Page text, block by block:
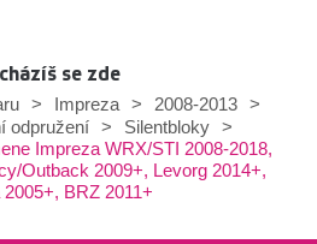
se zde
> Impreza > 2008-2013
>
odpružení > Silentbloky
>
Impreza WRX/STI 2008-2018,
Outback 2009+, Levorg 2014+,
2005+, BRZ 2011+